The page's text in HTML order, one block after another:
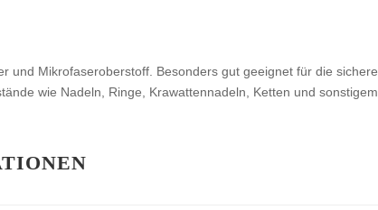
und Mikrofaseroberstoff. Besonders gut geeignet für die sichere
wie Nadeln, Ringe, Krawattennadeln, Ketten und sonstigem